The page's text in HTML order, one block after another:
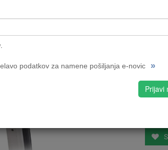
podatkov za namene pošiljanja e-novic »
Prijavi
16"